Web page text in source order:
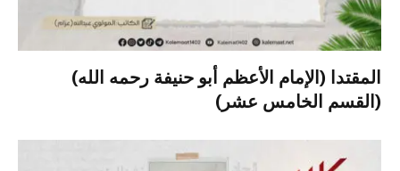
المقتدا (الإمام الأعظم أبو حنيفة رحمه الله)
(القسم الخامس عشر)